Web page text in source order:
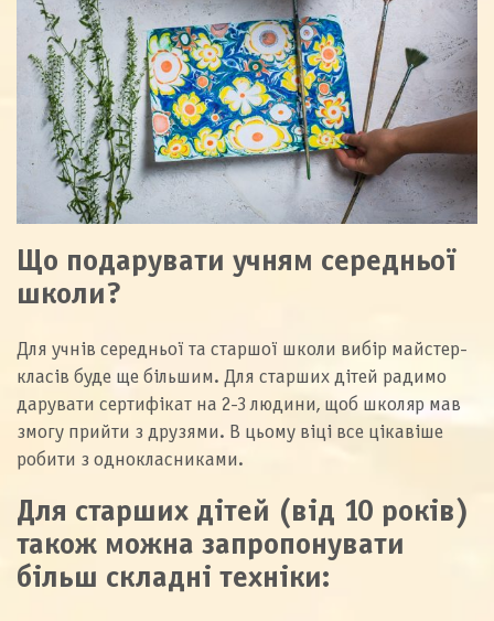
Що подарувати учням середньої
школи?
Для учнів середньої та старшої школи вибір майстер-
класів буде ще більшим. Для старших дітей радимо
дарувати сертифікат на 2-3 людини, щоб школяр мав
змогу прийти з друзями. В цьому віці все цікавіше
робити з однокласниками.
Для старших дітей (від 10 років)
також можна запропонувати
більш складні техніки: